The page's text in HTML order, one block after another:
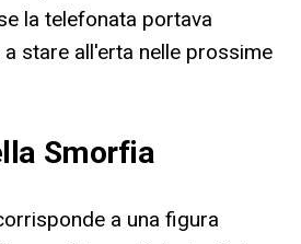
la telefonata portava
stare all'erta nelle prossime
Smorfia
a una figura